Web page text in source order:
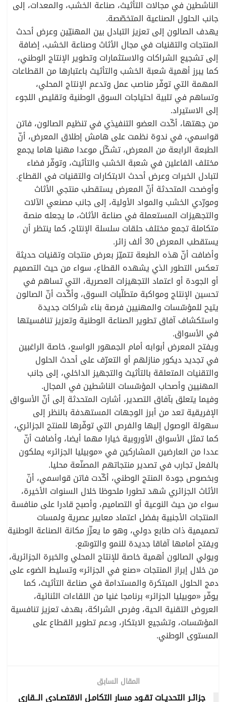
الناشطين في مجالات التأثيث، صناعة الخشب، والمعدات، إلى
جانب الحلول الصناعية المتخصّصة.
يهدف الصالون إلى تعزيز التبادل بين المهنيّين وعرض أحدث
المنتجات والتقنيات في مجال الأثاث وصناعة الخشب، إضافة
إلى تشجيع الشراكات والاستثمارات وتطوير الإنتاج الوطني،
كما يبرز أهمية شعبة الخشب والتأثيث باعتبارها من القطاعات
المهمة التي توفّر مناصب عمل وتدعم الإنتاج المحلي،
وتساهم في تلبية احتياجات السوق الوطنية وتقليص اللجوء
إلى الاستيراد.
من جهتها، أكّدت العضو التنفيذي في تنظيم الصالون، فاتن
قواسمي، في ندوة نظمت على هامش إطلاق المعرض، أنّ
الطبعة الرابعة من المعرض، تشكّل موعدا مهنيا هاما يجمع
مختلف الفاعلين في شعبة الخشب والتأثيث، وتوفّر فضاء
لتبادل الخبرات وعرض أحدث الابتكارات والتقنيات في القطاع.
وأوضحت المتحدثة أنّ المعرض يستقطب منتجي الأثاث
ومورّدي الخشب والمواد الأولية، إلى جانب مصنعي الآلات
والتجهيزات المستعملة في صناعة الأثاث، ما يجعله منصة
متكاملة تجمع مختلف حلقات سلسلة الإنتاج، كما ينتظر أن
يستقطب المعرض 30 ألف زائر.
وأضافت أنّ هذه الطبعة تتميّز بعرض منتجات وتقنيات حديثة
تعكس التطور الذي يشهده القطاع، سواء من حيث التصميم
أو الجودة أو اعتماد التجهيزات العصرية، التي تساهم في
تحسين الإنتاج ومواكبة متطلّبات السوق، وأكّدت أنّ الصالون
يتيح للمؤسّسات والمهنيين فرصة بناء شراكات جديدة
واستكشاف آفاق تطوير الصناعة الوطنية وتعزيز تنافسيتها
في الأسواق.
ويفتح المعرض أبوابه أمام الجمهور الواسع، خاصة الراغبين
في تجديد ديكور منازلهم أو التعرّف على أحدث الحلول
والتقنيات المتعلقة بالتأثيث والتجهيز الداخلي، إلى جانب
المهنيين وأصحاب المؤسّسات الناشطين في المجال.
وفيما يتعلق بآفاق التصدير، أشارت المتحدثة إلى أنّ الأسواق
الإفريقية تعد من أبرز الوجهات المستهدفة بالنظر إلى
سهولة الوصول إليها والفرص التي توفّرها للمنتج الجزائري،
كما تمثل الأسواق الأوروبية خيارا مهما أيضا، وأضافت أنّ
عددا من العارضين المشاركين في «موبيليا الجزائر» يملكون
بالفعل تجارب في تصدير منتجاتهم المصنّعة محليا.
وبخصوص جودة المنتج الوطني، أكّدت فاتن قواسمي، أنّ
الأثاث الجزائري شهد تطورا ملحوظا خلال السنوات الأخيرة،
سواء من حيث النوعية أو التصاميم، وأصبح قادرا على منافسة
المنتجات الأجنبية بفضل اعتماد معايير عصرية ولمسات
تصميمية ذات طابع دولي، وهو ما يعزّز مكانة الصناعة الوطنية
ويفتح أمامها آفاقا جديدة للنمو والتوسّع.
ويولي الصالون أهمية خاصة للإنتاج المحلي والخبرة الجزائرية،
من خلال إبراز المنتجات «صنع في الجزائر» وتسليط الضوء على
دمج الحلول المبتكرة والمستدامة في صناعة التأثيث، كما
يوفّر «موبيليا الجزائر» برنامجا غنيا من اللقاءات الثنائية،
العروض التقنية الحية، وفرص الشراكة، بهدف تعزيز تنافسية
المؤسّسات، وتشجيع الابتكار، ودعم تطوير القطاع على
المستوى الوطني.
المقال السابق
جزائـر التحديـات تقـود مسار التكامـل الاقتصـادي الــقاري